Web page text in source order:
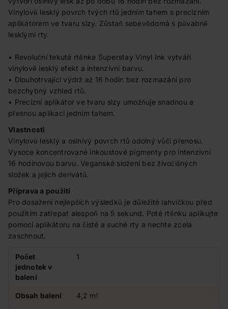
Vinylově lesklý povrch tvých rtů jedním tahem s precizním
aplikátorem ve tvaru slzy. Zůstaň sebevědomá s půvabně
lesklými rty.
• Revoluční tekutá rtěnka Superstay Vinyl Ink vytváří
vinylově lesklý efekt a intenzivní barvu.
• Dlouhotrvající výdrž až 16 hodin bez rozmazání pro
bezchybný vzhled rtů.
• Precizní aplikátor ve tvaru slzy umožňuje snadnou a
přesnou aplikaci jedním tahem.
Vlastnosti
Vinylově lesklý a oslnivý povrch rtů odolný vůči přenosu.
Vysoce koncentrované inkoustové pigmenty pro intenzivní
16 hodinovou barvu. Veganské složení bez živočišných
složek a jejich derivátů.
Příprava a použití
Pro dosažení nejlepších výsledků je důležité lahvičkou před
použitím zatřepat alespoň na 5 sekund. Poté rtěnku aplikujte
pomocí aplikátoru na čisté a suché rty a nechte zcela
zaschnout.
Počet
jednotek v
balení
1
Obsah balení 4,2 ml